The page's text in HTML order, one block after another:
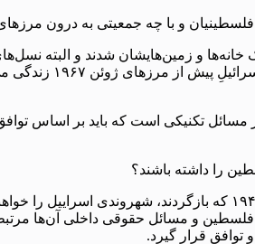
۱۹۶۷ بازگردند؟ کدام گروه‌ها در اولویت قرار خواهند
و زمین‌هایشان‌ شدند و البته
مسائل تکنیکی است که باید بر اساس
را داشته باشند؟
اینگرید جرادات گاسنر: در سناریویی که حق بازگشت اجرا شود، همه
و مسائل حقوقی داخلی آن‌ها مرتبط
قرار گیرد.